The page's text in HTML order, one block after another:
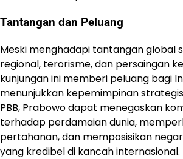
Tantangan dan Peluang
Meski menghadapi tantangan global
regional, terorisme, dan persaingan
kunjungan ini memberi peluang bagi
menunjukkan kepemimpinan
PBB, Prabowo dapat menegaskan
terhadap perdamaian dunia,
pertahanan, dan memposisikan
yang kredibel di kancah internasional.